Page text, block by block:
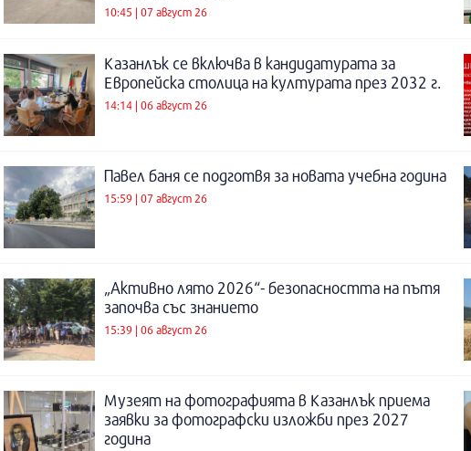
10:45 | 07 август 26
Казанлък се включва в кандидатурата за
Европейска столица на културата през 2032 г.
14:14 | 06 август 26
Павел баня се подготвя за новата учебна година
15:59 | 07 август 26
„Активно лято 2026“- безопасността на пътя
започва със знанието
15:39 | 06 август 26
Музеят на фотографията в Казанлък приема
заявки за фотографски изложби през 2027
година